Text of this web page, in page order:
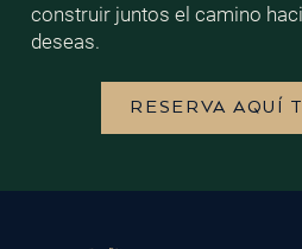
construir juntos el camino
deseas.
RESERVA AQUÍ